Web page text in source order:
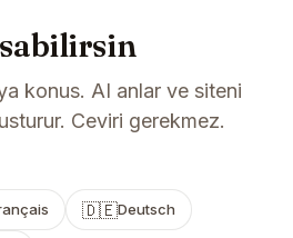
konus. AI anlar ve siteni
Ceviri gerekmez.
🇩🇪Deutsch